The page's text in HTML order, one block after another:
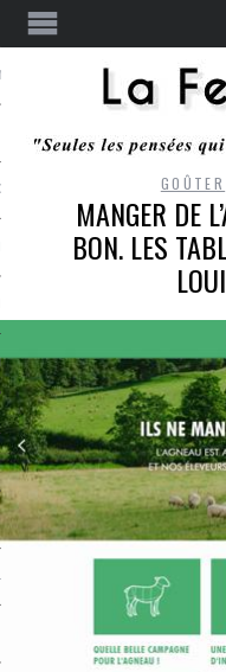
RESTER
MONROZIER
ARCACHON
GOÛTER
MANGER DE
BON. LES